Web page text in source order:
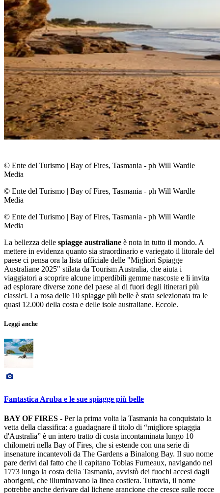
© Ente del Turismo | Bay of Fires, Tasmania - ph Will Wardle
Media
© Ente del Turismo | Bay of Fires, Tasmania - ph Will Wardle
Media
© Ente del Turismo | Bay of Fires, Tasmania - ph Will Wardle
Media
La bellezza delle spiagge australiane è nota in tutto il mondo. A
mettere in evidenza quanto sia straordinario e variegato il litorale del
paese ci pensa ora la lista ufficiale delle "Migliori Spiagge
Australiane 2025" stilata da Tourism Australia, che aiuta i
viaggiatori a scoprire alcune imperdibili gemme nascoste e li invita
ad esplorare diverse zone del paese al di fuori degli itinerari più
classici. La rosa delle 10 spiagge più belle è stata selezionata tra le
quasi 12.000 della costa e delle isole australiane. Eccole.
Leggi anche
Fantastica Aruba e le sue spiagge più belle
BAY OF FIRES - Per la prima volta la Tasmania ha conquistato la
vetta della classifica: a guadagnare il titolo di “migliore spiaggia
d'Australia” è un intero tratto di costa incontaminata lungo 10
chilometri nella Bay of Fires, che si estende con una serie di
insenature incantevoli da The Gardens a Binalong Bay. Il suo nome
pare derivi dal fatto che il capitano Tobias Furneaux, navigando nel
1773 lungo la costa della Tasmania, avvistò dei fuochi accesi dagli
aborigeni, che illuminavano la linea costiera. Tuttavia, il nome
potrebbe anche derivare dal lichene arancione che cresce sulle rocce